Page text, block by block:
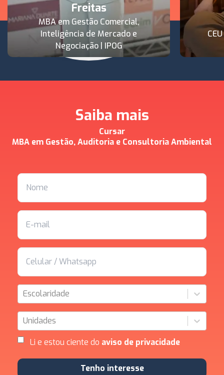
Freitas
MBA em Gestão Comercial,
Inteligência de Mercado e
Negociação | IPOG
Saiba mais
Cursar
MBA em Gestão, Auditoria e Consultoria Ambiental
Escolaridade
Unidades
Li e estou ciente do aviso de privacidade
Tenho interesse